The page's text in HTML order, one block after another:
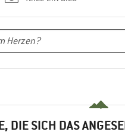
DIE SICH DAS